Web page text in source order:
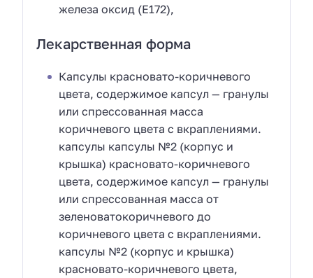
железа оксид (Е172),
Лекарственная форма
Капсулы красновато-коричневого
цвета, содержимое капсул — гранулы
или спрессованная масса
коричневого цвета с вкраплениями.
капсулы капсулы №2 (корпус и
крышка) красновато-коричневого
цвета, содержимое капсул — гранулы
или спрессованная масса от
зеленоватокоричневого до
коричневого цвета с вкраплениями.
капсулы №2 (корпус и крышка)
красновато-коричневого цвета,